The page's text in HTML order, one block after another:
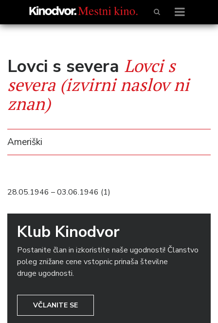
Lovci s severa Lovci s
severa (izvirni naslov ni
znan)
Ameriški
28.05.1946 – 03.06.1946 (1)
Klub Kinodvor
Postanite član in izkoristite naše ugodnosti! Članstvo
poleg znižane cene vstopnic prinaša številne
druge ugodnosti.
VČLANITE SE